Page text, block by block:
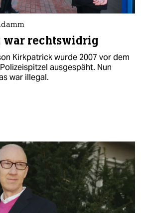
war rechtswidrig
Kirkpatrick wurde 2007 vor dem
ausgespäht. Nun
war illegal.